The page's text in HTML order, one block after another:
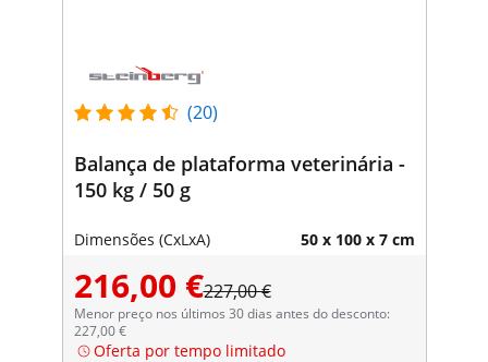
(20)
Balança de plataforma veterinária -
150 kg / 50 g
Dimensões (CxLxA) 50 x 100 x 7 cm
216,00 €227,00 €
Menor preço nos últimos 30 dias antes do desconto:
227,00 €
Oferta por tempo limitado